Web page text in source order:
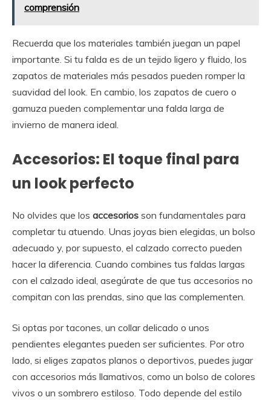
comprensión
Recuerda que los materiales también juegan un papel
importante. Si tu falda es de un tejido ligero y fluido, los
zapatos de materiales más pesados pueden romper la
suavidad del look. En cambio, los zapatos de cuero o
gamuza pueden complementar una falda larga de
invierno de manera ideal.
Accesorios: El toque final para
un look perfecto
No olvides que los accesorios son fundamentales para
completar tu atuendo. Unas joyas bien elegidas, un bolso
adecuado y, por supuesto, el calzado correcto pueden
hacer la diferencia. Cuando combines tus faldas largas
con el calzado ideal, asegúrate de que tus accesorios no
compitan con las prendas, sino que las complementen.
Si optas por tacones, un collar delicado o unos
pendientes elegantes pueden ser suficientes. Por otro
lado, si eliges zapatos planos o deportivos, puedes jugar
con accesorios más llamativos, como un bolso de colores
vivos o un sombrero estiloso. Todo depende del estilo